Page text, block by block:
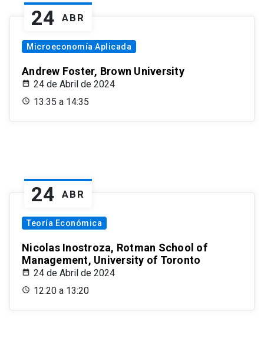
24 ABR
Microeconomía Aplicada
Andrew Foster, Brown University
24 de Abril de 2024
13:35 a 14:35
24 ABR
Teoría Económica
Nicolas Inostroza, Rotman School of
Management, University of Toronto
24 de Abril de 2024
12:20 a 13:20